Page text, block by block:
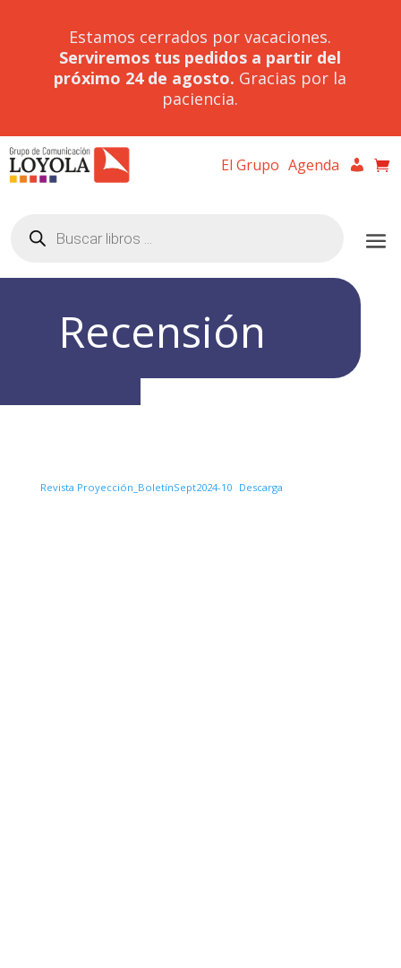
Estamos cerrados por vacaciones.
Serviremos tus pedidos a partir del
próximo 24 de agosto. Gracias por la
paciencia.
El Grupo Agenda
productos
Recensión
Revista Proyección_BoletínSept2024-10 Descarga